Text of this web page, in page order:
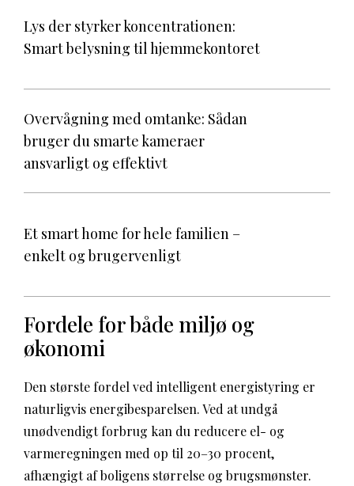
Lys der styrker koncentrationen:
Smart belysning til hjemmekontoret
Overvågning med omtanke: Sådan
bruger du smarte kameraer
ansvarligt og effektivt
Et smart home for hele familien –
enkelt og brugervenligt
Fordele for både miljø og
økonomi
Den største fordel ved intelligent energistyring er
naturligvis energibesparelsen. Ved at undgå
unødvendigt forbrug kan du reducere el- og
varmeregningen med op til 20–30 procent,
afhængigt af boligens størrelse og brugsmønster.